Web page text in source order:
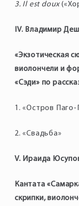
3. Il est doux
IV. Владимир
«Экзотическая
виолончели и
«Сэди» по
1. «Остров Паго-
2. «Свадьба»
V. Ираида
Кантата
скрипки,